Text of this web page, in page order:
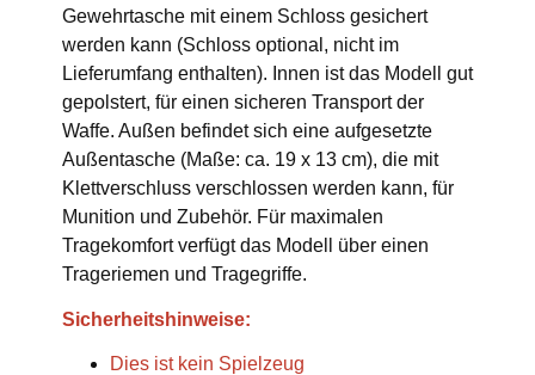
Gewehrtasche mit einem Schloss gesichert
werden kann (Schloss optional, nicht im
Lieferumfang enthalten). Innen ist das Modell gut
gepolstert, für einen sicheren Transport der
Waffe. Außen befindet sich eine aufgesetzte
Außentasche (Maße: ca. 19 x 13 cm), die mit
Klettverschluss verschlossen werden kann, für
Munition und Zubehör. Für maximalen
Tragekomfort verfügt das Modell über einen
Trageriemen und Tragegriffe.
Sicherheitshinweise:
Dies ist kein Spielzeug